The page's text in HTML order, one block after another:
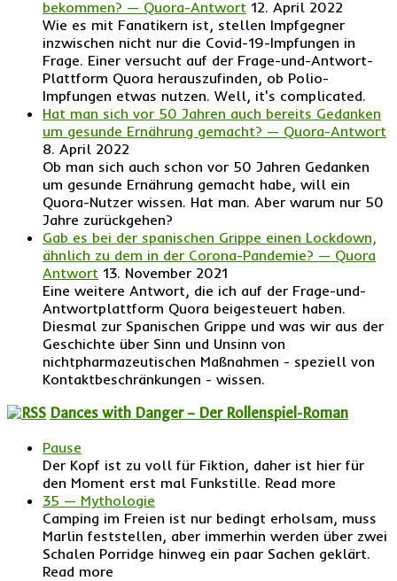
bekommen? — Quora-Antwort 12. April 2022
Wie es mit Fanatikern ist, stellen Impfgegner
inzwischen nicht nur die Covid-19-Impfungen in
Frage. Einer versucht auf der Frage-und-Antwort-
Plattform Quora herauszufinden, ob Polio-
Impfungen etwas nutzen. Well, it's complicated.
Hat man sich vor 50 Jahren auch bereits Gedanken
um gesunde Ernährung gemacht? — Quora-Antwort
8. April 2022
Ob man sich auch schon vor 50 Jahren Gedanken
um gesunde Ernährung gemacht habe, will ein
Quora-Nutzer wissen. Hat man. Aber warum nur 50
Jahre zurückgehen?
Gab es bei der spanischen Grippe einen Lockdown,
ähnlich zu dem in der Corona-Pandemie? — Quora
Antwort 13. November 2021
Eine weitere Antwort, die ich auf der Frage-und-
Antwortplattform Quora beigesteuert haben.
Diesmal zur Spanischen Grippe und was wir aus der
Geschichte über Sinn und Unsinn von
nichtpharmazeutischen Maßnahmen - speziell von
Kontaktbeschränkungen - wissen.
Dances with Danger – Der Rollenspiel-Roman
Pause
Der Kopf ist zu voll für Fiktion, daher ist hier für
den Moment erst mal Funkstille. Read more
35 — Mythologie
Camping im Freien ist nur bedingt erholsam, muss
Marlin feststellen, aber immerhin werden über zwei
Schalen Porridge hinweg ein paar Sachen geklärt.
Read more